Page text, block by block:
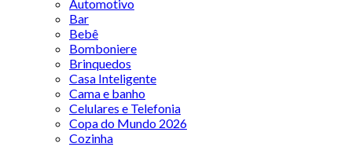
Automotivo
Bar
Bebê
Bomboniere
Brinquedos
Casa Inteligente
Cama e banho
Celulares e Telefonia
Copa do Mundo 2026
Cozinha